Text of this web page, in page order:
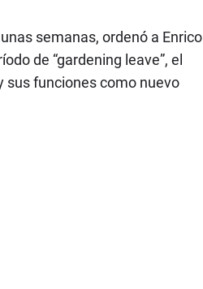
semanas, ordenó a Enrico
de “gardening leave”, el
sus funciones como nuevo